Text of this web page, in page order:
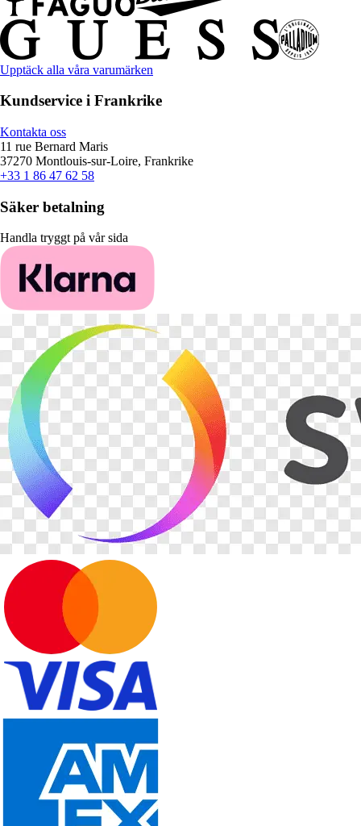
Upptäck alla våra varumärken
Kundservice i Frankrike
Kontakta oss
11 rue Bernard Maris
37270 Montlouis-sur-Loire, Frankrike
+33 1 86 47 62 58
Säker betalning
Handla tryggt på vår sida